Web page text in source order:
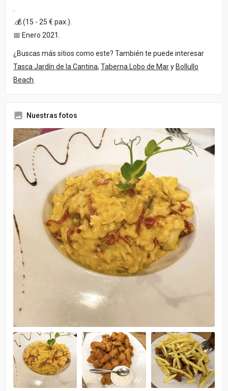
.💰 (15 - 25 € pax.).
📅 Enero 2021.
¿Buscas más sitios como este? También te puede interesar
Tasca Jardín de la Cantina, Taberna Lobo de Mary Bollullo
Beach
Nuestras fotos